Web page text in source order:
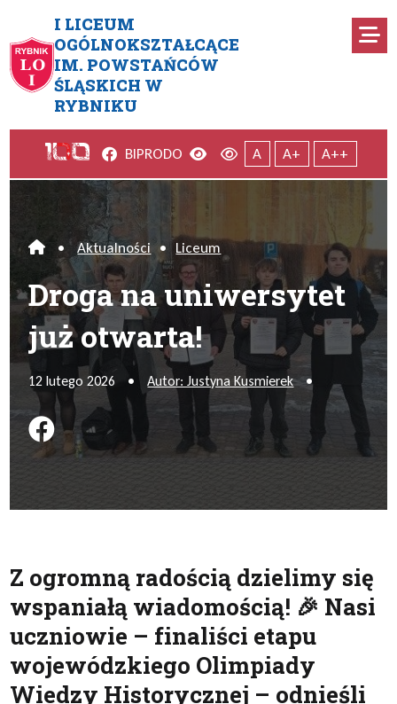
I LICEUM
OGÓLNOKSZTAŁCĄCE
IM. POWSTAŃCÓW
ŚLĄSKICH W
RYBNIKU
Droga na uniwersytet już
Facebook
BIPRODO Wersja kontrastowa
Wersja domyślna
A A+ A++
Home
• Aktualności • Liceum
Droga na uniwersytet
już otwarta!
12 lutego 2026 • Autor: Justyna Kusmierek •
Podziel się na FB
Z ogromną radością dzielimy się
wspaniałą wiadomością! 🎉 Nasi
uczniowie – finaliści etapu
wojewódzkiego Olimpiady
Wiedzy Historycznej – odnieśli